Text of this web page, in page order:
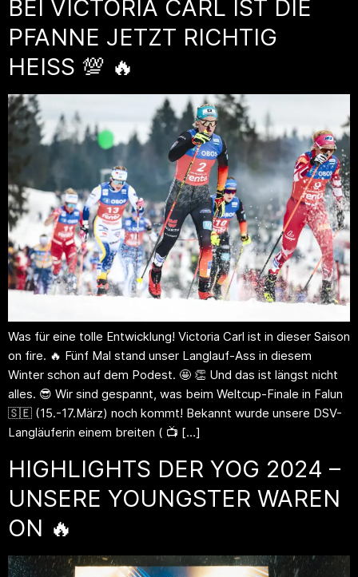
BEI VICTORIA CARL IST DIE
PFANNE JETZT RICHTIG
HEISS 💯 🔥
Was für eine tolle Entwicklung! Victoria Carl ist in dieser Saison
on fire. 🔥 Fünf Mal stand unser Langlauf-Ass in diesem
Winter schon auf dem Podest. 🤩 👏 Und das ist längst nicht
alles. 😎 Wir sind gespannt, was beim Weltcup-Finale in Falun
🇸🇪 (15.-17.März) noch kommt! Bekannt wurde unsere DSV-
Langläuferin einem breiten ( 📺 […]
HIGHLIGHTS DER YOG 2024 –
UNSERE YOUNGSTER WAREN
ON 🔥